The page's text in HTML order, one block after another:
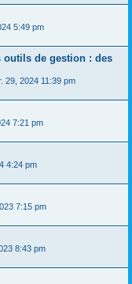
5:49 pm
outils de gestion : des
29, 2024 11:39 pm
7:21 pm
4:24 pm
7:15 pm
8:43 pm